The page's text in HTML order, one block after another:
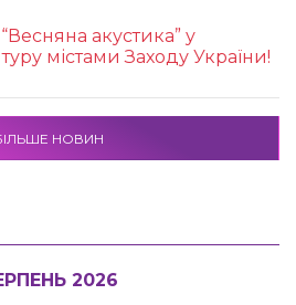
акустика” у
містами Заходу України!
НОВИН
2026